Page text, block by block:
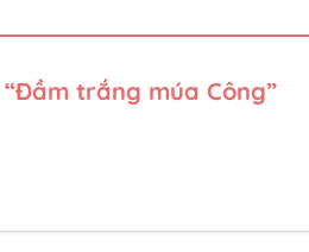
trắng múa Công”